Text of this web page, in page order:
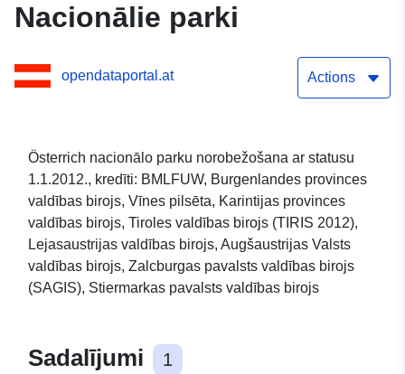
Nacionālie parki
opendataportal.at Actions
Österrich nacionālo parku norobežošana ar statusu
1.1.2012., kredīti: BMLFUW, Burgenlandes provinces
valdības birojs, Vīnes pilsēta, Karintijas provinces
valdības birojs, Tiroles valdības birojs (TIRIS 2012),
Lejasaustrijas valdības birojs, Augšaustrijas Valsts
valdības birojs, Zalcburgas pavalsts valdības birojs
(SAGIS), Stiermarkas pavalsts valdības birojs
Sadalījumi 1